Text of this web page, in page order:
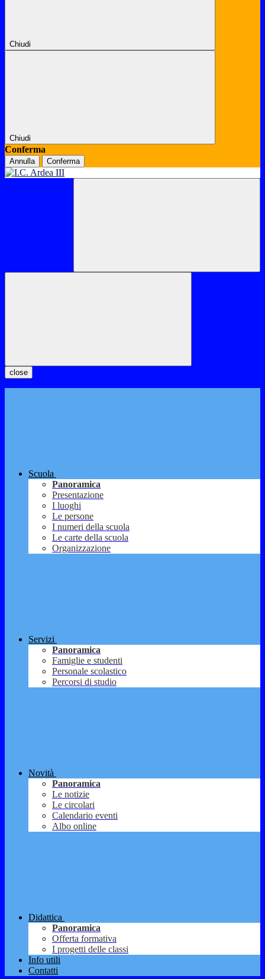
Chiudi
Chiudi
Conferma
Annulla Conferma
close
Scuola
Panoramica
Presentazione
I luoghi
Le persone
I numeri della scuola
Le carte della scuola
Organizzazione
Servizi
Panoramica
Famiglie e studenti
Personale scolastico
Percorsi di studio
Novità
Panoramica
Le notizie
Le circolari
Calendario eventi
Albo online
Didattica
Panoramica
Offerta formativa
I progetti delle classi
Info utili
Contatti